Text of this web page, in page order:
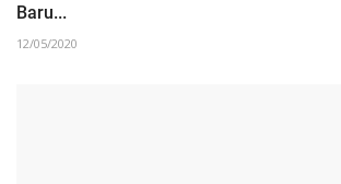
Baru...
12/05/2020